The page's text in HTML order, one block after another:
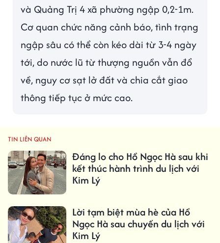
và Quảng Trị 4 xã phường ngập 0,2-1m.
Cơ quan chức năng cảnh báo, tình trạng
ngập sâu có thể còn kéo dài từ 3-4 ngày
tới, do nước lũ từ thượng nguồn vẫn đổ
về, nguy cơ sạt lở đất và chia cắt giao
thông tiếp tục ở mức cao.
TIN LIÊN QUAN
Đáng lo cho Hồ Ngọc Hà sau khi
kết thúc hành trình du lịch với
Kim Lý
Lời tạm biệt mùa hè của Hồ
Ngọc Hà sau chuyến du lịch với
Kim Lý